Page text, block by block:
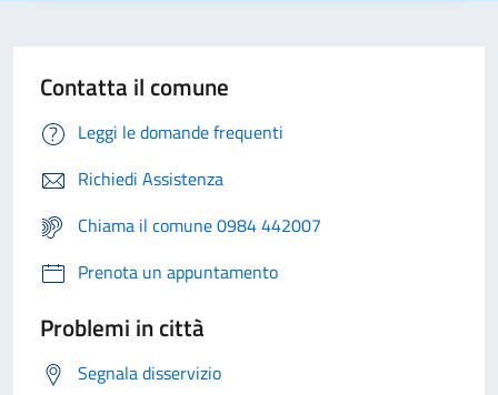
Contatta il comune
Leggi le domande frequenti
Richiedi Assistenza
Chiama il comune 0984 442007
Prenota un appuntamento
Problemi in città
Segnala disservizio